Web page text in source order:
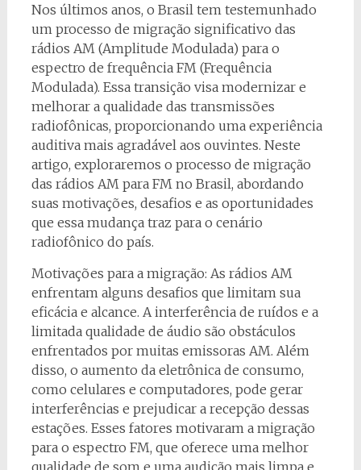
Nos últimos anos, o Brasil tem testemunhado
um processo de migração significativo das
rádios AM (Amplitude Modulada) para o
espectro de frequência FM (Frequência
Modulada). Essa transição visa modernizar e
melhorar a qualidade das transmissões
radiofônicas, proporcionando uma experiência
auditiva mais agradável aos ouvintes. Neste
artigo, exploraremos o processo de migração
das rádios AM para FM no Brasil, abordando
suas motivações, desafios e as oportunidades
que essa mudança traz para o cenário
radiofônico do país.
Motivações para a migração: As rádios AM
enfrentam alguns desafios que limitam sua
eficácia e alcance. A interferência de ruídos e a
limitada qualidade de áudio são obstáculos
enfrentados por muitas emissoras AM. Além
disso, o aumento da eletrônica de consumo,
como celulares e computadores, pode gerar
interferências e prejudicar a recepção dessas
estações. Esses fatores motivaram a migração
para o espectro FM, que oferece uma melhor
qualidade de som e uma audição mais limpa e